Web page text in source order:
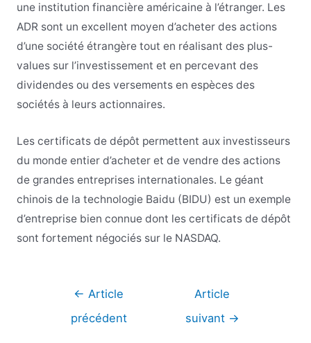
une institution financière américaine à l’étranger. Les
ADR sont un excellent moyen d’acheter des actions
d’une société étrangère tout en réalisant des plus-
values sur l’investissement et en percevant des
dividendes ou des versements en espèces des
sociétés à leurs actionnaires.
Les certificats de dépôt permettent aux investisseurs
du monde entier d’acheter et de vendre des actions
de grandes entreprises internationales. Le géant
chinois de la technologie Baidu (BIDU) est un exemple
d’entreprise bien connue dont les certificats de dépôt
sont fortement négociés sur le NASDAQ.
Navigation
l’article
← Article
précédent
Article
suivant →